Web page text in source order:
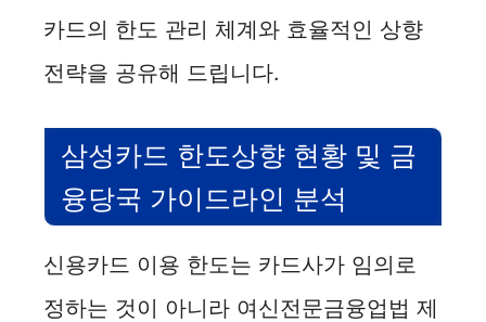
카드의 한도 관리 체계와 효율적인 상향
전략을 공유해 드립니다.
삼성카드 한도상향 현황 및 금
융당국 가이드라인 분석
신용카드 이용 한도는 카드사가 임의로
정하는 것이 아니라 여신전문금융업법 제